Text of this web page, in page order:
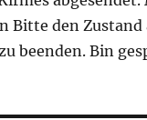
Bitte den Zustand
beenden. Bin